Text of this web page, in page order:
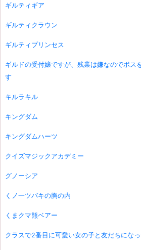
ギルティギア
ギルティクラウン
ギルティプリンセス
ギルドの受付嬢ですが、残業は嫌なのでボス
す
キルラキル
キングダム
キングダムハーツ
クイズマジックアカデミー
グノーシア
くノ一ツバキの胸の内
くまクマ熊ベアー
クラスで2番目に可愛い女の子と友だちにな